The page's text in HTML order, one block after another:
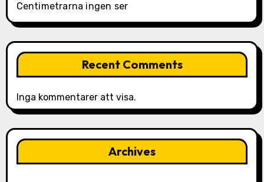
Centimetrarna ingen ser
Recent Comments
Inga kommentarer att visa.
Archives